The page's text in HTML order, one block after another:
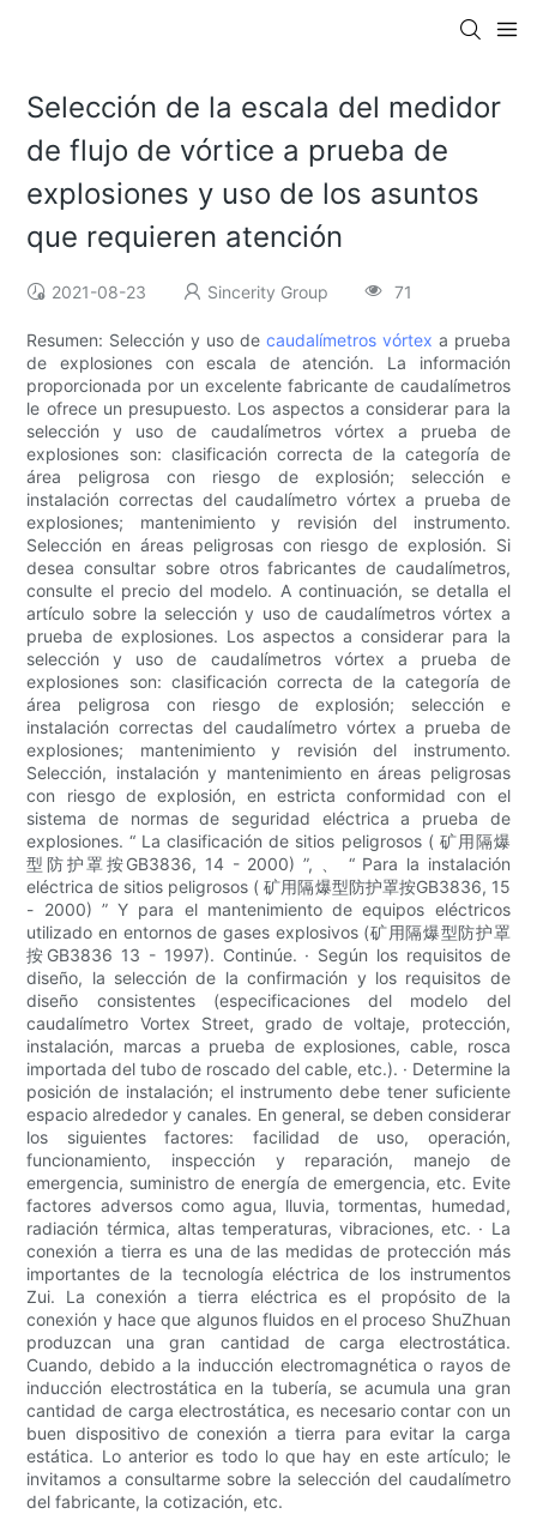
Selección de la escala del medidor
de flujo de vórtice a prueba de
explosiones y uso de los asuntos
que requieren atención
2021-08-23 Sincerity Group 71
Resumen: Selección y uso de caudalímetros vórtex a prueba
de explosiones con escala de atención. La información
proporcionada por un excelente fabricante de caudalímetros
le ofrece un presupuesto. Los aspectos a considerar para la
selección y uso de caudalímetros vórtex a prueba de
explosiones son: clasificación correcta de la categoría de
área peligrosa con riesgo de explosión; selección e
instalación correctas del caudalímetro vórtex a prueba de
explosiones; mantenimiento y revisión del instrumento.
Selección en áreas peligrosas con riesgo de explosión. Si
desea consultar sobre otros fabricantes de caudalímetros,
consulte el precio del modelo. A continuación, se detalla el
artículo sobre la selección y uso de caudalímetros vórtex a
prueba de explosiones. Los aspectos a considerar para la
selección y uso de caudalímetros vórtex a prueba de
explosiones son: clasificación correcta de la categoría de
área peligrosa con riesgo de explosión; selección e
instalación correctas del caudalímetro vórtex a prueba de
explosiones; mantenimiento y revisión del instrumento.
Selección, instalación y mantenimiento en áreas peligrosas
con riesgo de explosión, en estricta conformidad con el
sistema de normas de seguridad eléctrica a prueba de
explosiones. “ La clasificación de sitios peligrosos ( 矿用隔爆
型防护罩按GB3836, 14 - 2000) ”, 、 “ Para la instalación
eléctrica de sitios peligrosos ( 矿用隔爆型防护罩按GB3836, 15
- 2000) ” Y para el mantenimiento de equipos eléctricos
utilizado en entornos de gases explosivos (矿用隔爆型防护罩
按GB3836 13 - 1997). Continúe. · Según los requisitos de
diseño, la selección de la confirmación y los requisitos de
diseño consistentes (especificaciones del modelo del
caudalímetro Vortex Street, grado de voltaje, protección,
instalación, marcas a prueba de explosiones, cable, rosca
importada del tubo de roscado del cable, etc.). · Determine la
posición de instalación; el instrumento debe tener suficiente
espacio alrededor y canales. En general, se deben considerar
los siguientes factores: facilidad de uso, operación,
funcionamiento, inspección y reparación, manejo de
emergencia, suministro de energía de emergencia, etc. Evite
factores adversos como agua, lluvia, tormentas, humedad,
radiación térmica, altas temperaturas, vibraciones, etc. · La
conexión a tierra es una de las medidas de protección más
importantes de la tecnología eléctrica de los instrumentos
Zui. La conexión a tierra eléctrica es el propósito de la
conexión y hace que algunos fluidos en el proceso ShuZhuan
produzcan una gran cantidad de carga electrostática.
Cuando, debido a la inducción electromagnética o rayos de
inducción electrostática en la tubería, se acumula una gran
cantidad de carga electrostática, es necesario contar con un
buen dispositivo de conexión a tierra para evitar la carga
estática. Lo anterior es todo lo que hay en este artículo; le
invitamos a consultarme sobre la selección del caudalímetro
del fabricante, la cotización, etc.